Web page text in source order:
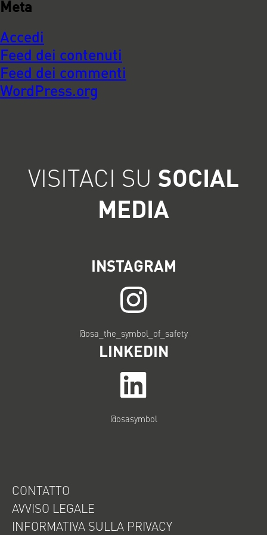
Meta
Accedi
Feed dei contenuti
Feed dei commenti
WordPress.org
VISITACI SU SOCIAL
MEDIA
INSTAGRAM
@osa_the_symbol_of_safety
LINKEDIN
@osasymbol
CONTATTO
AVVISO LEGALE
INFORMATIVA SULLA PRIVACY